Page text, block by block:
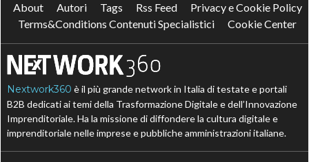
About Autori Tags Rss Feed
Privacy e Cookie Policy
Terms&Conditions Contenuti Specialistici
Cookie Center
Nextwork360 è il più grande network in Italia di testate e portali
B2B dedicati ai temi della Trasformazione Digitale e dell’Innovazione
Imprenditoriale. Ha la missione di diffondere la cultura digitale e
imprenditoriale nelle imprese e pubbliche amministrazioni italiane.